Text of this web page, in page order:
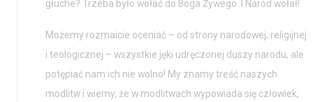
głuche? Trzeba było wołać do Boga Żywego. I Naród wołał!
Możemy rozmaicie oceniać – od strony narodowej, religijnej
i teologicznej – wszystkie jęki udręczonej duszy narodu, ale
potępiać nam ich nie wolno! My znamy treść naszych
modlitw i wiemy, że w modlitwach wypowiada się człowiek,